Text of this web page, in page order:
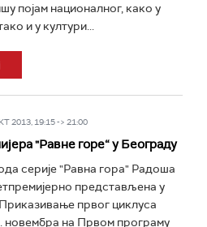
појам националног, како у
и у култури...
2013, 19:15 -> 21:00
"Равне горе“ у Београду
серије "Равна гора" Радоша
представљена у
првог циклуса
новембра на Првом програму